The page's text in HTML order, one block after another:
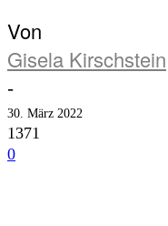
Von
Gisela Kirschstein
-
30. März 2022
1371
0